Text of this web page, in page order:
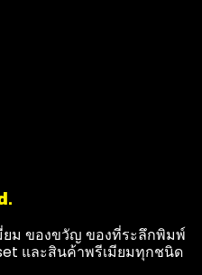
ยม ของขวัญ ของที่ระลึกพิมพ์
และสินค้าพรีเมียมทุกชนิด